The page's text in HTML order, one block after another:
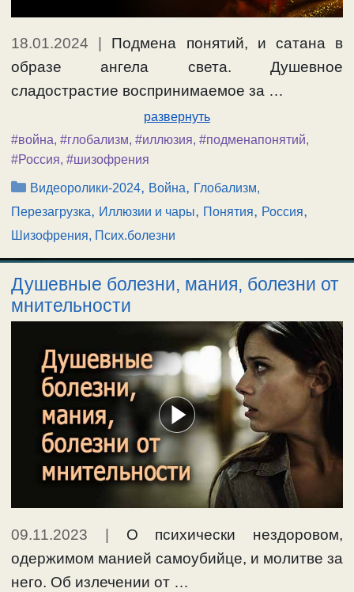
18.01.2024
Подмена понятий, и сатана в
образе ангела света. Душевное
сладострастие воспринимаемое за …
развернуть
#война, #глобализм, #иллюзия, #подменапонятий,
#Россия, #шизофрения
Рубрики
Видеоролики-2024, Война, Глобализм,
Перезагрузка, Иллюзии и чары, Понятия, Россия,
Шизофрения, Псих.болезни
Душевные болезни, мания, болезни от
мнительности
09.11.2023 | О психически нездоровом,
одержимом манией самоубийце, и молитве за
него. Об излечении от …